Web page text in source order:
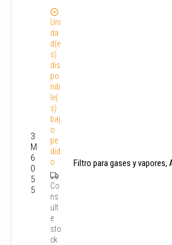
3
M
6
0
5
5
Uni
da
d(e
s)
dis
po
nib
le(
s)
baj
o
pe
did
o
Co
ns
ult
e
sto
ck
Filtro para gases y vapores,